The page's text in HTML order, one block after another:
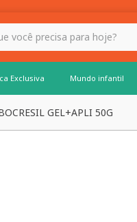
Exclusiva Mundo infantil
GEL+APLI 50G